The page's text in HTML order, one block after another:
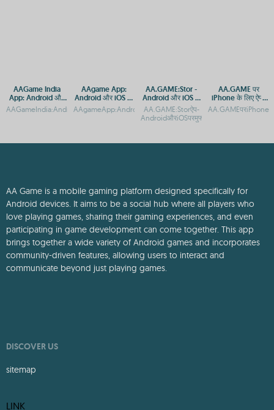
AAGame India
App: Android और
iOS पर डाउनलोड करें
AAgame App:
Android और iOS पर
मुफ्त गेम डाउनलोड करें
AA.GAME:Stor -
Android और iOS के
लिए ऐप डाउनलोड करें
AA.GAME:Storऐप-
AndroidऔरiOSपरमुफ्तगेमडाउनलोड
AA.GAME पर
iPhone के लिए ऐप्स
और गेम्स डाउनलोड करें
AA Game is a mobile gaming platform designed specifically for
Android devices. It aims to be a social hub where all players who
love playing games, sharing their gaming experiences, and even
participating in game development can come together. This app
brings together a wide variety of Android games and incorporates
community-driven features, allowing users to interact and
communicate beyond just playing games.
DISCOVER US
sitemap
LINK